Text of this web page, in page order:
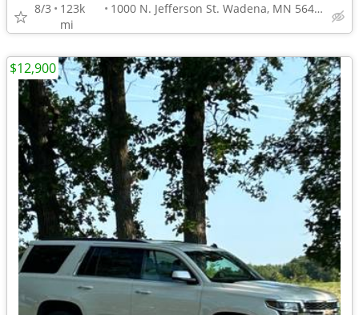
8/3
123k
mi
1000 N. Jefferson St. Wadena, MN 56482
$12,900